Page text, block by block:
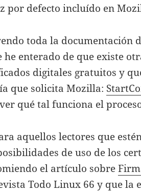
por defecto incluído en
toda la documentación
he enterado de que existe
digitales gratuitos y
que solicita Mozilla:
qué tal funciona el
aquellos lectores que
de uso de los
el artículo sobre
Todo Linux 66 y que la